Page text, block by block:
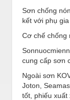
Sơn chống
kết với phụ
Cơ chế chống
cung cấp sơn
Ngoài sơn
Joton,
tốt, phiếu xuất